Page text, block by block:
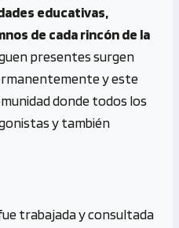
educativas,
de cada rincón de la
presentes surgen
y este
donde todos los
y también
trabajada y consultada